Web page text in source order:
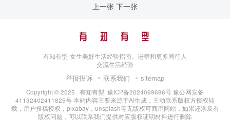
上一张 下一张
有知有型-女生美好生活经验指南。进群和更多同行人
交流生活经验
举报投诉 联系我们 sitemap
Copyright © 2025 · 有知有型 豫ICP备2024069686号 豫公网安备
41132402411825号本站内容主要来源于AI生成，主动联系版权方授权转
载，用户投稿授权，pixabay，unsplash等无版权可商用网站，如果还涉及有
版权问题，可以联系我们提供对应版权证明材料进行删除